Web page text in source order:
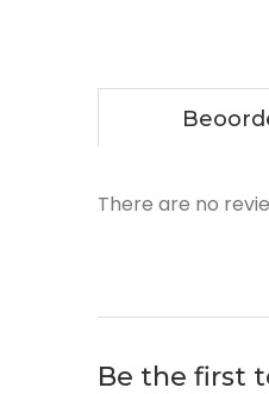
There are no
Be the first